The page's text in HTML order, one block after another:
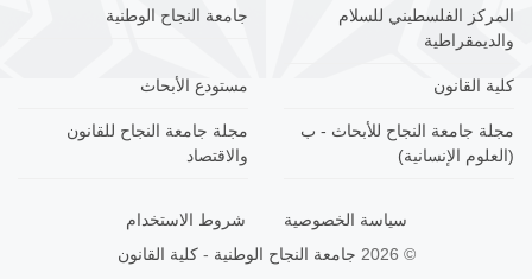
المركز الفلسطيني للسلام
والديمقراطية
جامعة النجاح الوطنية
كلية القانون مستودع الأبحاث
مجلة جامعة النجاح للأبحاث - ب
(العلوم الإنسانية)
مجلة جامعة النجاح للقانون
والاقتصاد
سياسة الخصوصية
شروط الاستخدام
© 2026
جامعة النجاح الوطنية -كلية القانون